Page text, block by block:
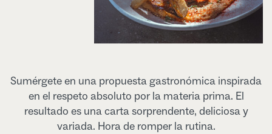
Sumérgete en una propuesta gastronómica inspirada
en el respeto absoluto por la materia prima. El
resultado es una carta sorprendente, deliciosa y
variada. Hora de romper la rutina.